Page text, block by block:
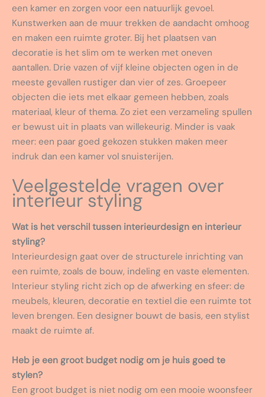
een kamer en zorgen voor een natuurlijk gevoel.
Kunstwerken aan de muur trekken de aandacht omhoog
en maken een ruimte groter. Bij het plaatsen van
decoratie is het slim om te werken met oneven
aantallen. Drie vazen of vijf kleine objecten ogen in de
meeste gevallen rustiger dan vier of zes. Groepeer
objecten die iets met elkaar gemeen hebben, zoals
materiaal, kleur of thema. Zo ziet een verzameling spullen
er bewust uit in plaats van willekeurig. Minder is vaak
meer: een paar goed gekozen stukken maken meer
indruk dan een kamer vol snuisterijen.
Veelgestelde vragen over
interieur styling
Wat is het verschil tussen interieurdesign en interieur
styling?
Interieurdesign gaat over de structurele inrichting van
een ruimte, zoals de bouw, indeling en vaste elementen.
Interieur styling richt zich op de afwerking en sfeer: de
meubels, kleuren, decoratie en textiel die een ruimte tot
leven brengen. Een designer bouwt de basis, een stylist
maakt de ruimte af.
Heb je een groot budget nodig om je huis goed te
stylen?
Een groot budget is niet nodig om een mooie woonsfeer